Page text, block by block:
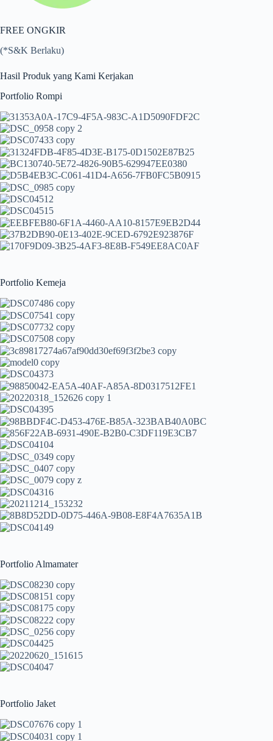
FREE ONGKIR
(*S&K Berlaku)
Hasil Produk yang Kami Kerjakan
Portfolio Rompi
Portfolio Kemeja
Portfolio Almamater
Portfolio Jaket